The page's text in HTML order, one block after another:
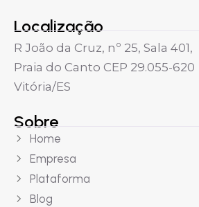
Localização
R João da Cruz, nº 25, Sala 401,
Praia do Canto CEP 29.055-620
Vitória/ES
Sobre
Home
Empresa
Plataforma
Blog